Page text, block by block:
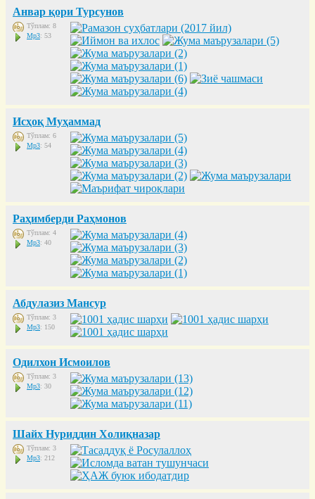
Анвар қори Турсунов
Тўплам: 8
Mp3: 53
Исҳоқ Муҳаммад
Тўплам: 6
Mp3: 54
Раҳимберди Раҳмонов
Тўплам: 4
Mp3: 40
Абдулазиз Мансур
Тўплам: 3
Mp3: 150
Одилхон Исмоилов
Тўплам: 3
Mp3: 30
Шайх Нуриддин Холиқназар
Тўплам: 3
Mp3: 212